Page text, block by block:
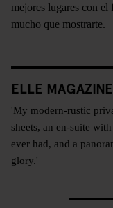
mejores lugares con
mucho que mostrarte.
ELLE MAGAZINE
'My modern-rustic
sheets, an en-suite
ever had, and a
glory.'